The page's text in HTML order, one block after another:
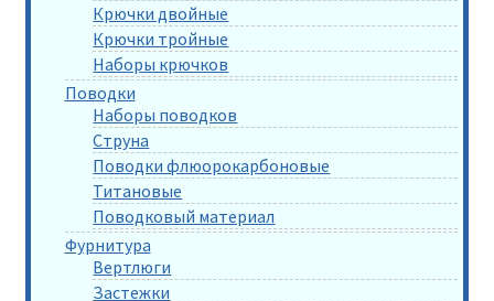
Крючки двойные
Крючки тройные
Наборы крючков
Поводки
Наборы поводков
Струна
Поводки флюорокарбоновые
Титановые
Поводковый материал
Фурнитура
Вертлюги
Застежки